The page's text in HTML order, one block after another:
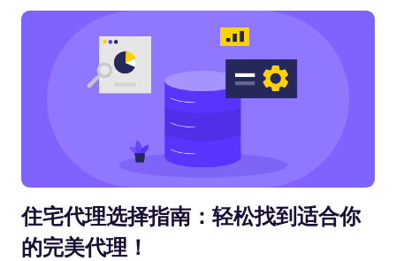
住宅代理选择指南：轻松找到适合你
的完美代理！